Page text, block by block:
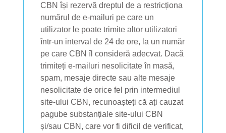
CBN își rezervă dreptul de a restricționa
numărul de e-mailuri pe care un
utilizator le poate trimite altor utilizatori
într-un interval de 24 de ore, la un număr
pe care CBN îl consideră adecvat. Dacă
trimiteți e-mailuri nesolicitate în masă,
spam, mesaje directe sau alte mesaje
nesolicitate de orice fel prin intermediul
site-ului CBN, recunoașteți că ați cauzat
pagube substanțiale site-ului CBN
și/sau CBN, care vor fi dificil de verificat,